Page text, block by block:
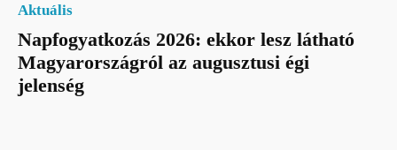
Aktuális
Napfogyatkozás 2026: ekkor lesz látható
Magyarországról az augusztusi égi
jelenség